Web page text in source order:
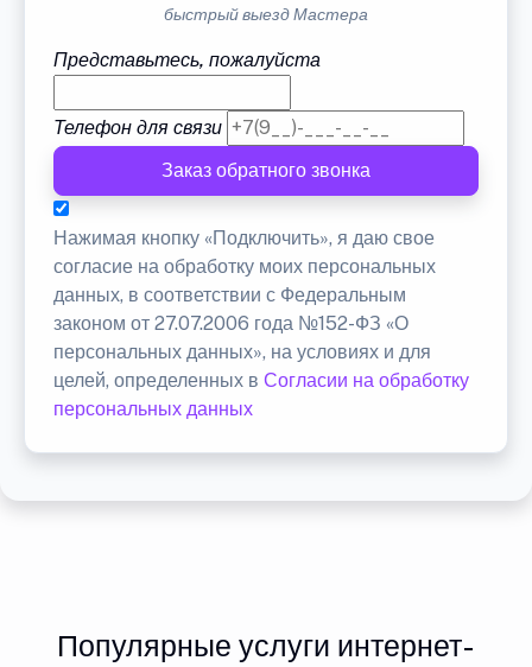
быстрый выезд Мастера
Представьтесь, пожалуйста
Телефон для связи
Заказ обратного звонка
Нажимая кнопку «Подключить», я даю свое
согласие на обработку моих персональных
данных, в соответствии с Федеральным
законом от 27.07.2006 года №152-ФЗ «О
персональных данных», на условиях и для
целей, определенных в Согласии на обработку
персональных данных
Популярные услуги интернет-